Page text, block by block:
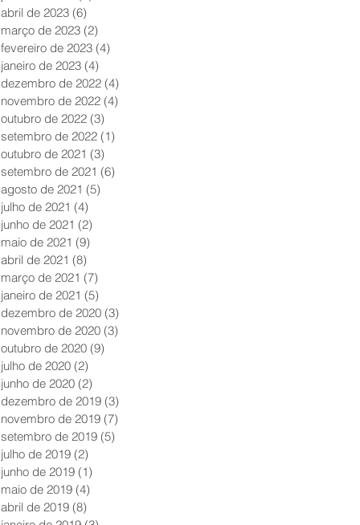
abril de 2023 (6)
março de 2023 (2)
fevereiro de 2023 (4)
janeiro de 2023 (4)
dezembro de 2022 (4)
novembro de 2022 (4)
outubro de 2022 (3)
setembro de 2022 (1)
outubro de 2021 (3)
setembro de 2021 (6)
agosto de 2021 (5)
julho de 2021 (4)
junho de 2021 (2)
maio de 2021 (9)
abril de 2021 (8)
março de 2021 (7)
janeiro de 2021 (5)
dezembro de 2020 (3)
novembro de 2020 (3)
outubro de 2020 (9)
julho de 2020 (2)
junho de 2020 (2)
dezembro de 2019 (3)
novembro de 2019 (7)
setembro de 2019 (5)
julho de 2019 (2)
junho de 2019 (1)
maio de 2019 (4)
abril de 2019 (8)